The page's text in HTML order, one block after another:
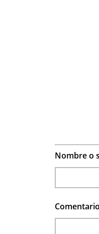
Nombre o
Comentario